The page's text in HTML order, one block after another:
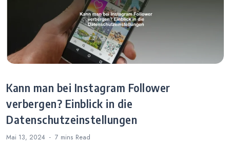
Kann man bei Instagram Follower
verbergen? Einblick in die
Datenschutzeinstellungen
Mai 13, 2024 7 mins Read